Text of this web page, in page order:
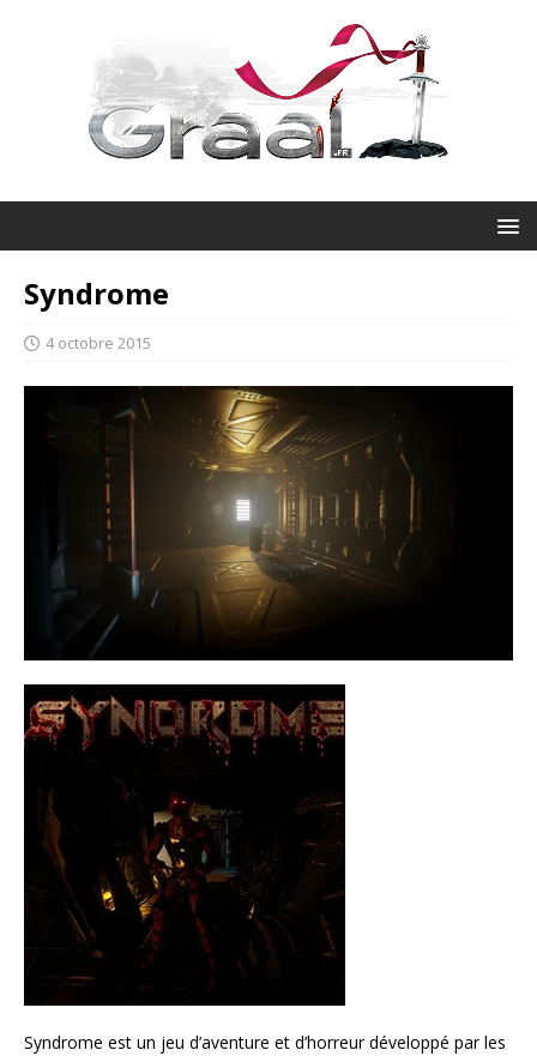
Syndrome
4 octobre 2015
Syndrome est un jeu d’aventure et d’horreur développé par les